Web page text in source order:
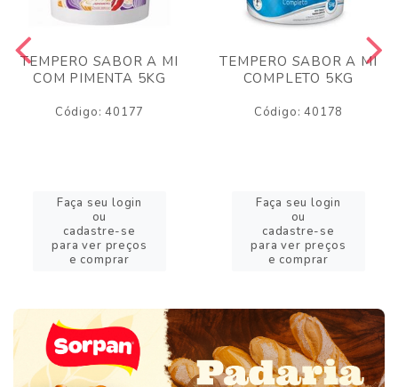
TEMPERO SABOR A MI
COM PIMENTA 5KG
Código: 40177
Faça seu login
ou
cadastre-se
para ver preços
e comprar
TEMPERO SABOR A MI
COMPLETO 5KG
Código: 40178
Faça seu login
ou
cadastre-se
para ver preços
e comprar